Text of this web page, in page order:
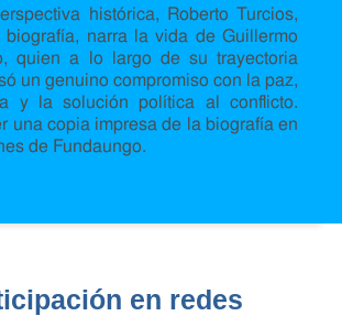
histórica, Roberto Turcios,
narra la vida de Guillermo
quien a lo largo de su trayectoria
un genuino compromiso con la paz,
y la solución política al conflicto.
una copia impresa de la biografía en
de Fundaungo.
en redes